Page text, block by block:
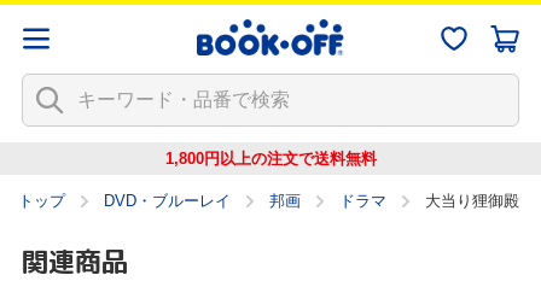
1,800円以上の注文で送料無料
トップ DVD・ブルーレイ 邦画 ドラマ 大当り狸御殿
関連商品